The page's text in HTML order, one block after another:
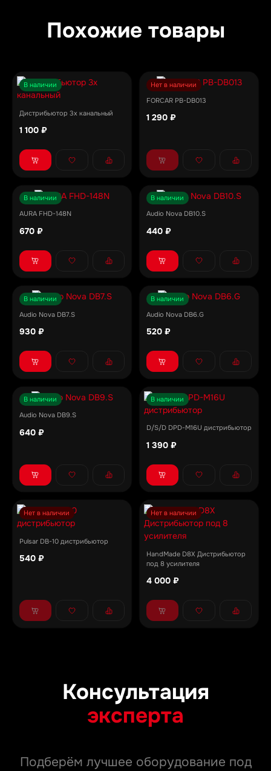
Похожие товары
В наличии
Дистрибьютор 3х канальный
1 100 ₽
Нет в наличии
FORCAR PB-DB013
1 290 ₽
В наличии
AURA FHD-148N
670 ₽
В наличии
Audio Nova DB10.S
440 ₽
В наличии
Audio Nova DB7.S
930 ₽
В наличии
Audio Nova DB6.G
520 ₽
В наличии
Audio Nova DB9.S
640 ₽
В наличии
D/S/D DPD-M16U дистрибьютор
1 390 ₽
Нет в наличии
Pulsar DB-10 дистрибьютор
540 ₽
Нет в наличии
HandMade D8X Дистрибьютор
под 8 усилителя
4 000 ₽
Консультация
эксперта
Подберём лучшее оборудование под